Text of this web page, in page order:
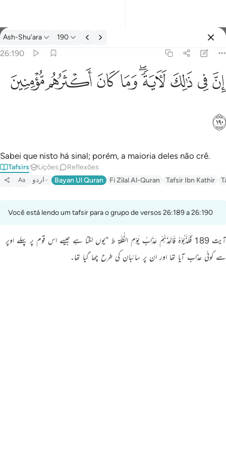
Tafsir: Ash-Shu'ara 26:190
Ash-Shu'ara 190
26:190
ان في ذالك لاية وما كان اكثرهم مومنين ١٩٠
إِنَّ فِى ذَٰلِكَ لَـَٔايَةًۭ ۖ وَمَا كَانَ أَكْثَرُهُم مُّؤْمِنِينَ ١٩٠
ﱳﱴﱵﱶﱷﱸﱹﱺﱻ
ﱼ
Sabei que nisto há sinal; porém, a maioria deles não crê.
Tafsirs Lições Reflexões
Aa اردو Bayan Ul Quran Fi Zilal Al-Quran Tafsir Ibn Kathir
Você está lendo um tafsir para o grupo de versos 26:189 a 26:190
آیت 189 فَکَذَّبُوْہُ فَاَخَذَہُمْ عَذَابُ یَوْمِ الظُّلَّۃِ ط ”یوں لگتا ہے جیسے اس قوم پر پہلے اوپر
سے کوئی عذاب آیا تھا اور ان پر سائبان کی طرح چھا گیا تھا۔